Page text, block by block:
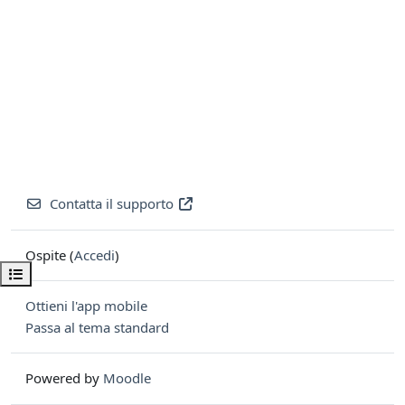
Apri indice del corso
Contatta il supporto
Ospite (Accedi)
Ottieni l'app mobile
Passa al tema standard
Powered by Moodle